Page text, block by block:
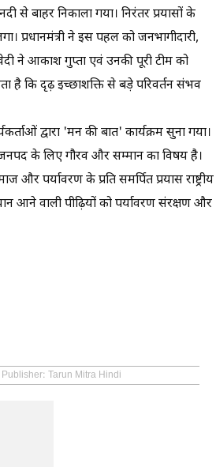
से बाहर निकाला गया। निरंतर प्रयासों के
प्रधानमंत्री ने इस पहल को जनभागीदारी,
ने आकाश गुप्ता एवं उनकी पूरी टीम को
है कि दृढ़ इच्छाशक्ति से बड़े परिवर्तन संभव
द्वारा 'मन की बात' कार्यक्रम सुना गया।
जनपद के लिए गौरव और सम्मान का विषय है।
पर्यावरण के प्रति समर्पित प्रयास राष्ट्रीय
आने वाली पीढ़ियों को पर्यावरण संरक्षण और
Tarun Mitra Hindi